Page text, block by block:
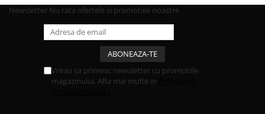
Newsletter Nu rata ofertele si promotiile noastre
Vreau sa primesc newsletter cu promotiile
magazinului. Afla mai multe in